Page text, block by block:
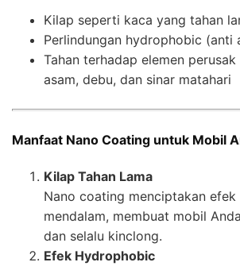
Kilap seperti kaca yang tahan
Perlindungan hydrophobic (anti
Tahan terhadap elemen
asam, debu, dan sinar matahari
Manfaat Nano Coating untuk Mobil
Kilap Tahan Lama
Nano coating menciptakan efek
mendalam, membuat mobil
dan selalu kinclong.
Efek Hydrophobic